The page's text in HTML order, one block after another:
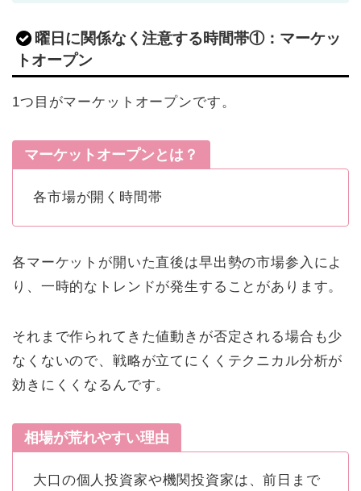
曜日に関係なく注意する時間帯①：マーケッ
トオープン
1つ目がマーケットオープンです。
マーケットオープンとは？
各市場が開く時間帯
各マーケットが開いた直後は早出勢の市場参入によ
り、一時的なトレンドが発生することがあります。
それまで作られてきた値動きが否定される場合も少
なくないので、戦略が立てにくくテクニカル分析が
効きにくくなるんです。
相場が荒れやすい理由
大口の個人投資家や機関投資家は、前日まで